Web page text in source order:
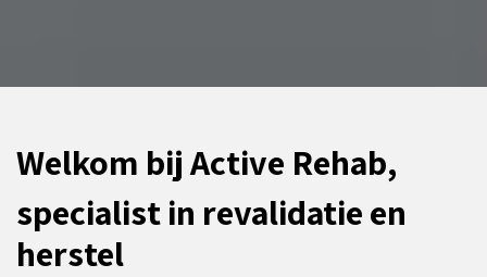
Welkom bij Active Rehab,
specialist in revalidatie en
herstel